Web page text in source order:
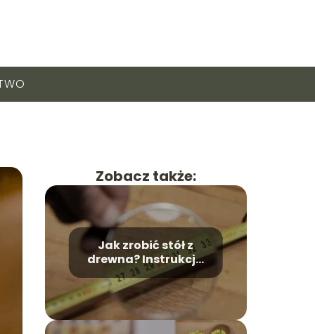
Zobacz także:
Jak zrobić stół z
drewna? Instrukcja
krok po kroku.